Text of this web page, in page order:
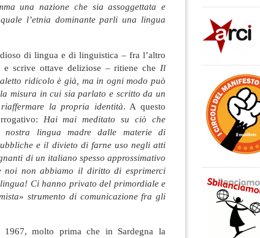
una nazione che sia assoggettata e
l’etnia dominante parli una lingua
di lingua e di linguistica – fra l’altro
scrive ottave deliziose – ritiene che Il
ridicolo è già, ma in ogni modo può
misura in cui sia parlato e scritto da un
la propria identità. A questo
Hai mai meditato su ciò che
nostra lingua madre dalle materie di
e il divieto di farne uso negli atti
di un italiano spesso approssimativo
noi non abbiamo il diritto di esprimerci
Ci hanno privato del primordiale e
»strumento di comunicazione fra gli
molto prima che in Sardegna la